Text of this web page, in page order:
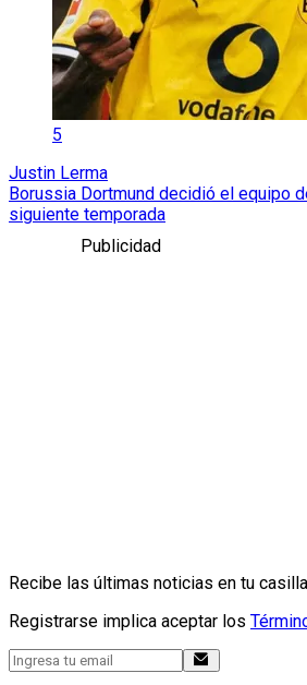
5
Justin Lerma
Borussia Dortmund decidió el equipo
siguiente temporada
Publicidad
Recibe las últimas noticias en tu
Registrarse implica aceptar los